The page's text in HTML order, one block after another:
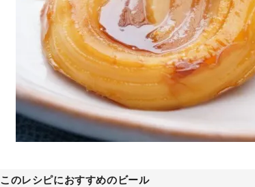
このレシピにおすすめのビール